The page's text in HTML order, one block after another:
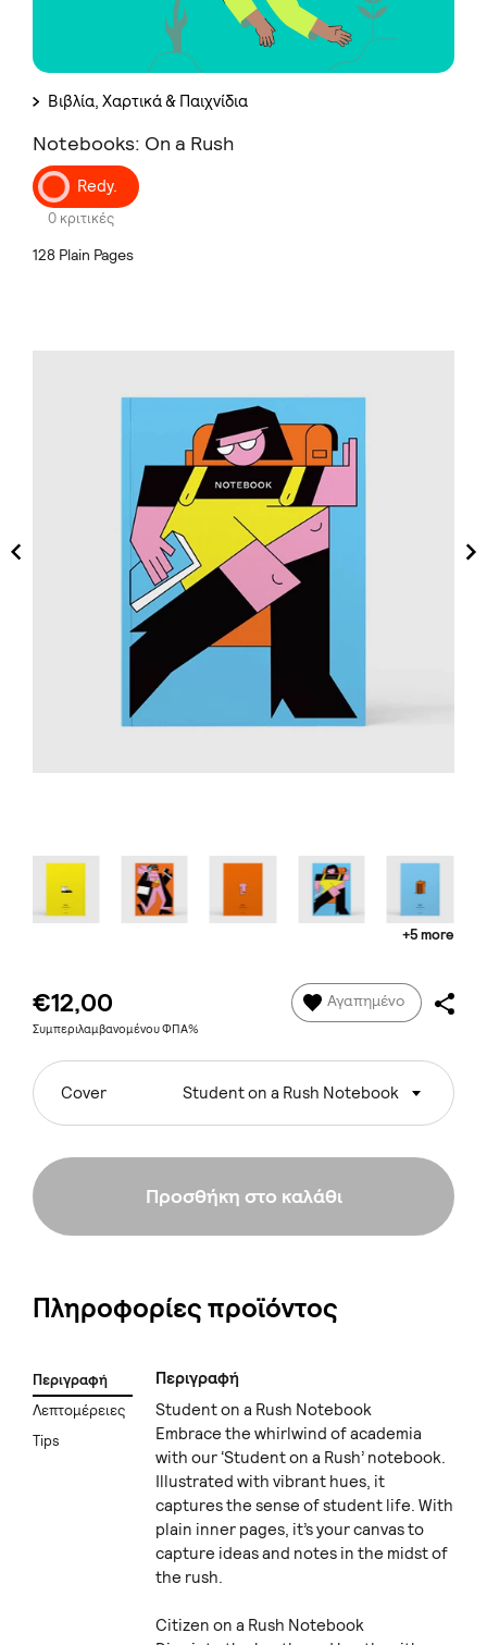
Βιβλία, Χαρτικά & Παιχνίδια
Notebooks: On a Rush
Redy.
0 κριτικές
128 Plain Pages
+5 more
€12,00
Συμπεριλαμβανομένου ΦΠΑ%
Αγαπημένο
Cover Student on a Rush Notebook
Προσθήκη στο καλάθι
Πληροφορίες προϊόντος
Περιγραφή
Λεπτομέρειες
Tips
Περιγραφή
Student on a Rush Notebook
Embrace the whirlwind of academia
with our ‘Student on a Rush’ notebook.
Illustrated with vibrant hues, it
captures the sense of student life. With
plain inner pages, it’s your canvas to
capture ideas and notes in the midst of
the rush.
Citizen on a Rush Notebook